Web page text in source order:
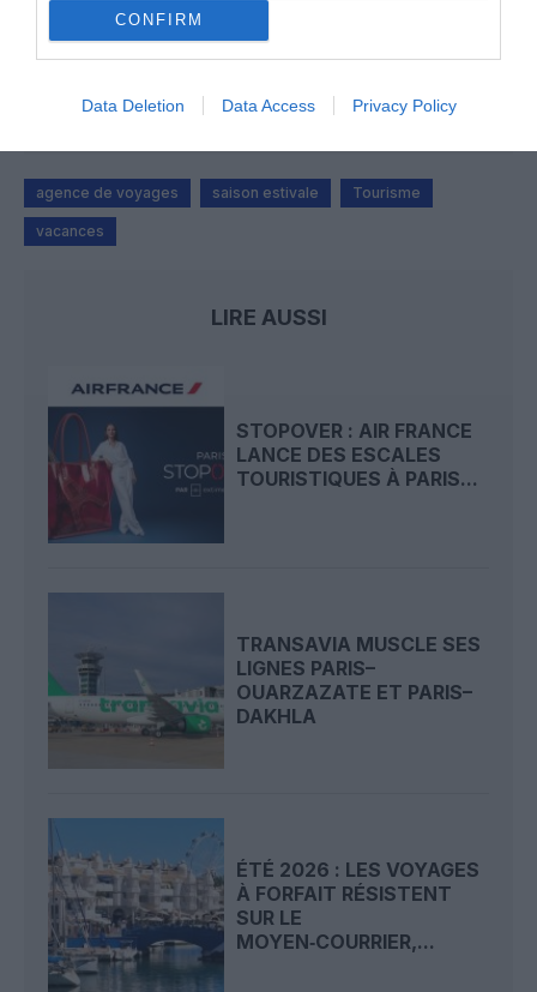
CONFIRM
Data Deletion Data Access Privacy Policy
Pont aérien: chevilles enflées!
aérien vers l’Amérique latine
agence de voyages saison estivale Tourisme
vacances
LIRE AUSSI
STOPOVER : AIR FRANCE
LANCE DES ESCALES
TOURISTIQUES À PARIS...
TRANSAVIA MUSCLE SES
LIGNES PARIS–
OUARZAZATE ET PARIS–
DAKHLA
ÉTÉ 2026 : LES VOYAGES
À FORFAIT RÉSISTENT
SUR LE
MOYEN‑COURRIER,...